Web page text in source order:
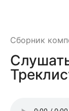
Сборник